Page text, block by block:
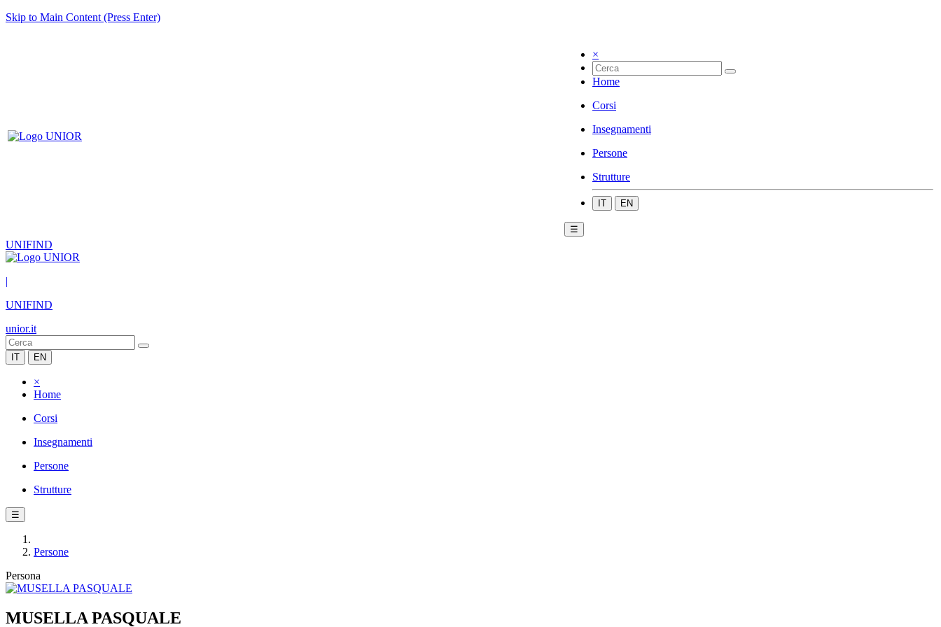
Skip to Main Content (Press Enter)
×
Home
Corsi
Insegnamenti
Persone
Strutture
IT EN
☰
UNIFIND
|
UNIFIND
unior.it
IT EN
×
Home
Corsi
Insegnamenti
Persone
Strutture
☰
Persone
Persona
MUSELLA PASQUALE